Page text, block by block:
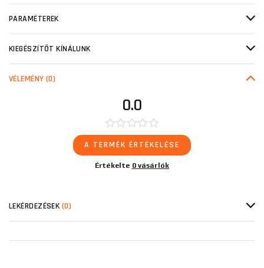
PARAMÉTEREK
KIEGÉSZÍTŐT KÍNÁLUNK
VÉLEMÉNY (0)
0.0
A TERMÉK ÉRTÉKELÉSE
Értékelte 0 vásárlók
LEKÉRDEZÉSEK (0)